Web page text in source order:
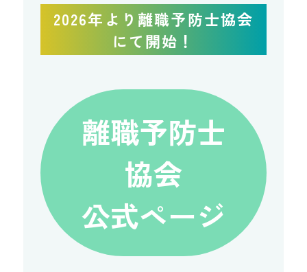
2026年より離職予防士協会
にて開始！
離職予防士
協会
公式ページ